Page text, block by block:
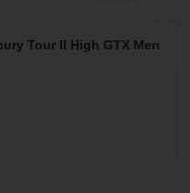
Tour II High GTX Men